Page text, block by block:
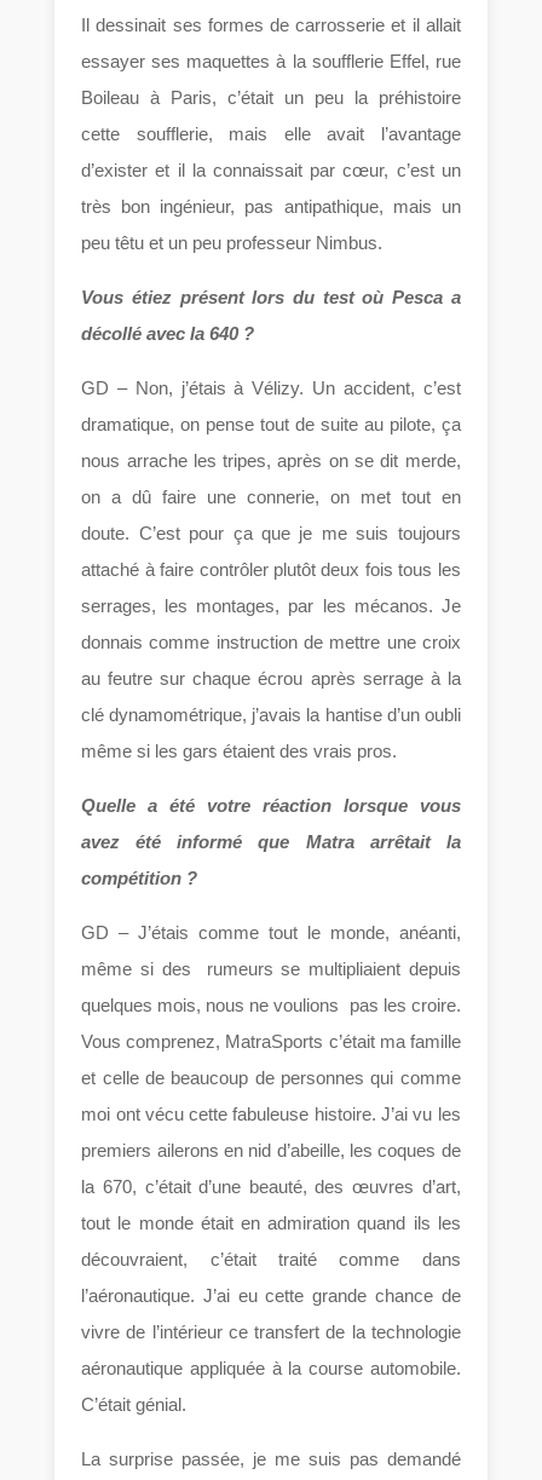
Il dessinait ses formes de carrosserie et il allait
essayer ses maquettes à la soufflerie Effel, rue
Boileau à Paris, c’était un peu la préhistoire
cette soufflerie, mais elle avait l’avantage
d’exister et il la connaissait par cœur, c’est un
très bon ingénieur, pas antipathique, mais un
peu têtu et un peu professeur Nimbus.
Vous étiez présent lors du test où Pesca a
décollé avec la 640 ?
GD – Non, j’étais à Vélizy. Un accident, c’est
dramatique, on pense tout de suite au pilote, ça
nous arrache les tripes, après on se dit merde,
on a dû faire une connerie, on met tout en
doute. C’est pour ça que je me suis toujours
attaché à faire contrôler plutôt deux fois tous les
serrages, les montages, par les mécanos. Je
donnais comme instruction de mettre une croix
au feutre sur chaque écrou après serrage à la
clé dynamométrique, j’avais la hantise d’un oubli
même si les gars étaient des vrais pros.
Quelle a été votre réaction lorsque vous
avez été informé que Matra arrêtait la
compétition ?
GD – J’étais comme tout le monde, anéanti,
même si des rumeurs se multipliaient depuis
quelques mois, nous ne voulions pas les croire.
Vous comprenez, MatraSports c’était ma famille
et celle de beaucoup de personnes qui comme
moi ont vécu cette fabuleuse histoire. J’ai vu les
premiers ailerons en nid d’abeille, les coques de
la 670, c’était d’une beauté, des œuvres d’art,
tout le monde était en admiration quand ils les
découvraient, c’était traité comme dans
l’aéronautique. J’ai eu cette grande chance de
vivre de l’intérieur ce transfert de la technologie
aéronautique appliquée à la course automobile.
C’était génial.
La surprise passée, je me suis pas demandé